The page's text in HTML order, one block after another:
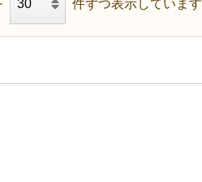
件ずつ表示しています